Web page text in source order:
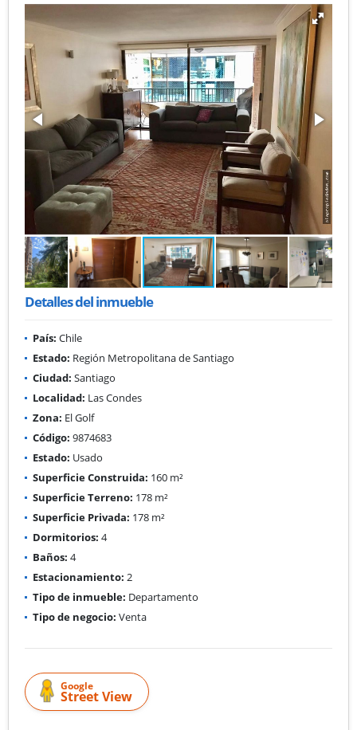
Detalles del inmueble
País: Chile
Estado: Región Metropolitana de Santiago
Ciudad: Santiago
Localidad: Las Condes
Zona: El Golf
Código: 9874683
Estado: Usado
Superficie Construida: 160 m²
Superficie Terreno: 178 m²
Superficie Privada: 178 m²
Dormitorios: 4
Baños: 4
Estacionamiento: 2
Tipo de inmueble: Departamento
Tipo de negocio: Venta
Google
Street View